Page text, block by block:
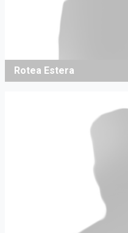
Rotea Estera